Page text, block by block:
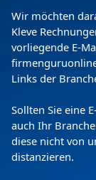
Copyright
Wir möchten
Kleve
vorliegende E-
Links der
Sollten Sie eine
auch Ihr
diese nicht von
distanzieren.